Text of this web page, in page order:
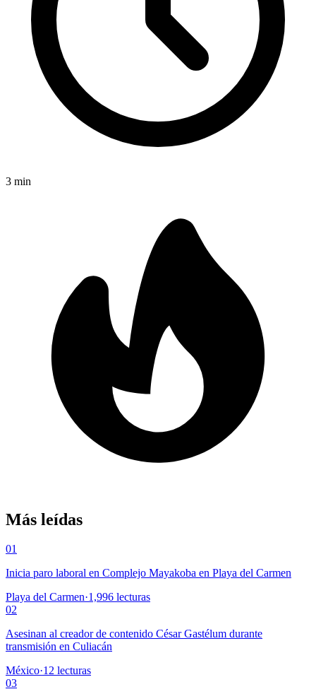
3 min
Más leídas
01
Inicia paro laboral en Complejo Mayakoba en Playa del Carmen
Playa del Carmen·1,996 lecturas
02
Asesinan al creador de contenido César Gastélum durante
transmisión en Culiacán
México·12 lecturas
03